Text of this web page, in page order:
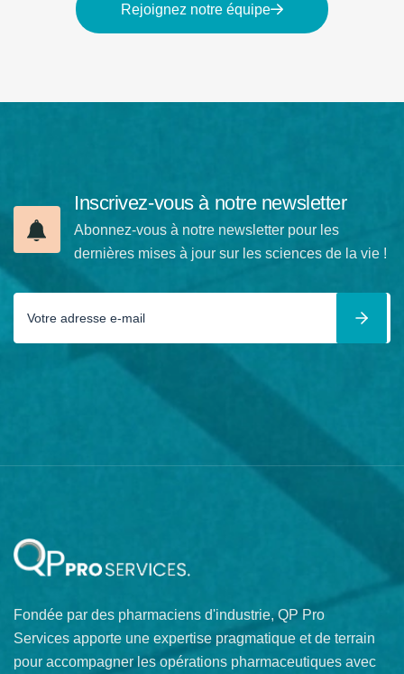
Rejoignez notre équipe
Inscrivez-vous à notre newsletter
Abonnez-vous à notre newsletter pour les
dernières mises à jour sur les sciences de la vie !
Fondée par des pharmaciens d'industrie, QP Pro
Services apporte une expertise pragmatique et de terrain
pour accompagner les opérations pharmaceutiques avec